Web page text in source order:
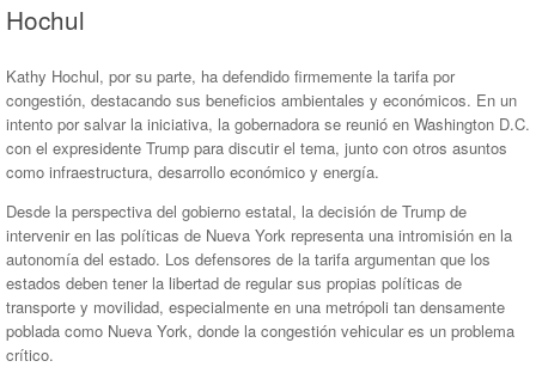
Hochul
Kathy Hochul, por su parte, ha defendido firmemente la tarifa por
congestión, destacando sus beneficios ambientales y económicos. En un
intento por salvar la iniciativa, la gobernadora se reunió en Washington D.C.
con el expresidente Trump para discutir el tema, junto con otros asuntos
como infraestructura, desarrollo económico y energía.
Desde la perspectiva del gobierno estatal, la decisión de Trump de
intervenir en las políticas de Nueva York representa una intromisión en la
autonomía del estado. Los defensores de la tarifa argumentan que los
estados deben tener la libertad de regular sus propias políticas de
transporte y movilidad, especialmente en una metrópoli tan densamente
poblada como Nueva York, donde la congestión vehicular es un problema
crítico.